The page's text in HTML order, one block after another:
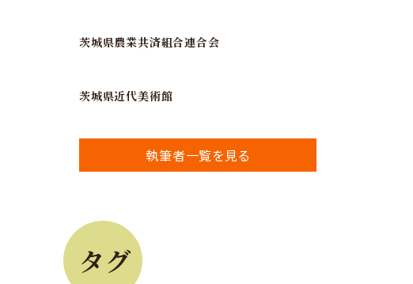
茨城県農業共済組合連合会
茨城県近代美術館
執筆者一覧を見る
タグ